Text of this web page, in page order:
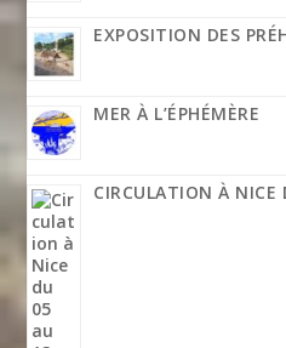
EXPOSITION DES
MER À L’ÉPHÉMÈRE
CIRCULATION À